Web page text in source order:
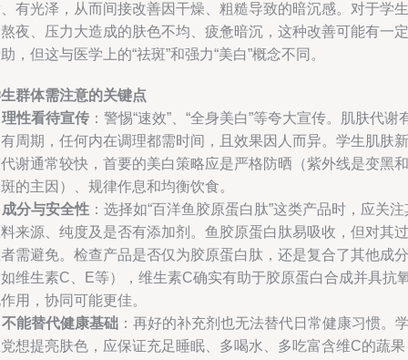
有光泽，从而间接改善因干燥、粗糙导致的暗沉感。对于学生
夜、压力大造成的肤色不均、疲惫暗沉，这种改善可能有一定
，但这与医学上的“祛斑”和强力“美白”概念不同。
群体需注意的关键点
理性看待宣传 ：警惕“速效”、“全身美白”等夸大宣传。肌肤代谢
周期，任何内在调理都需时间，且效果因人而异。学生肌肤新
谢通常较快，首要的美白策略应是严格防晒（紫外线是变黑和
的主因）、规律作息和均衡饮食。
成分与安全性 ：选择如“百洋鱼胶原蛋白肽”这类产品时，应关注
来源、纯度及是否有添加剂。鱼胶原蛋白肽易吸收，但对其过
需避免。检查产品是否仅为胶原蛋白肽，还是复合了其他成分
维生素C、E等），维生素C确实有助于胶原蛋白合成并具抗
用，协同可能更佳。
不能替代健康基础 ：再好的补充剂也无法替代日常健康习惯。
想提亮肤色，应保证充足睡眠、多喝水、多吃富含维C的蔬果